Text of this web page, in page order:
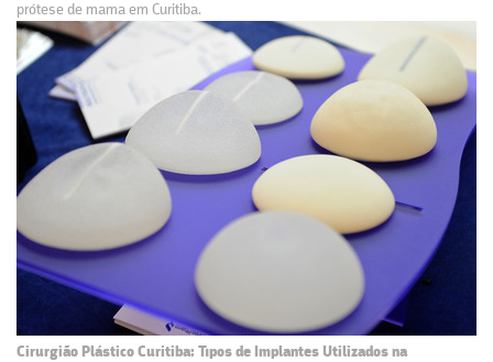
prótese de mama em Curitiba.
Cirurgião Plástico Curitiba: Tipos de Implantes Utilizados na